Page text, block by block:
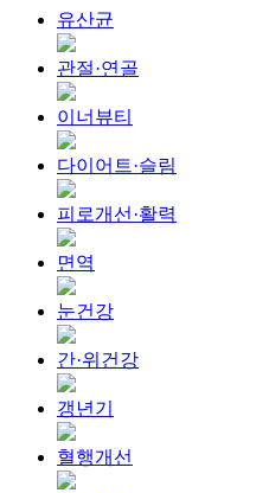
유산균
관절·연골
이너뷰티
다이어트·슬림
피로개선·활력
면역
눈건강
간·위건강
갱년기
혈행개선